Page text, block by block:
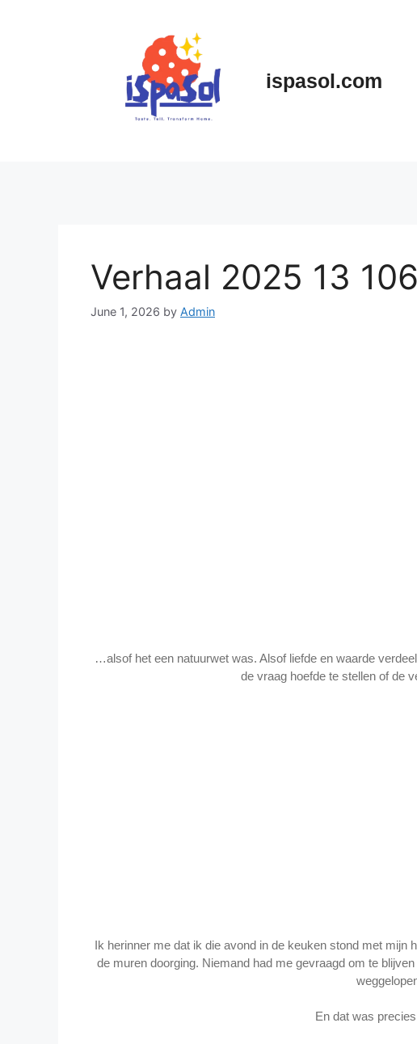
ispasol.com
Verhaal 2025 13 106
June 1, 2026 by Admin
…alsof het een natuurwet was. Alsof liefde en waarde
de vraag hoefde te stellen of de
Ik herinner me dat ik die avond in de keuken stond met mijn
de muren doorging. Niemand had me gevraagd om te
En dat was